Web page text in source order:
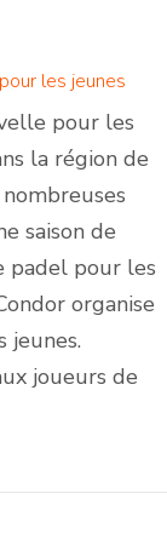
les jeunes
pour les
la région de
saison de
padel pour les
organise
jeunes.
joueurs de